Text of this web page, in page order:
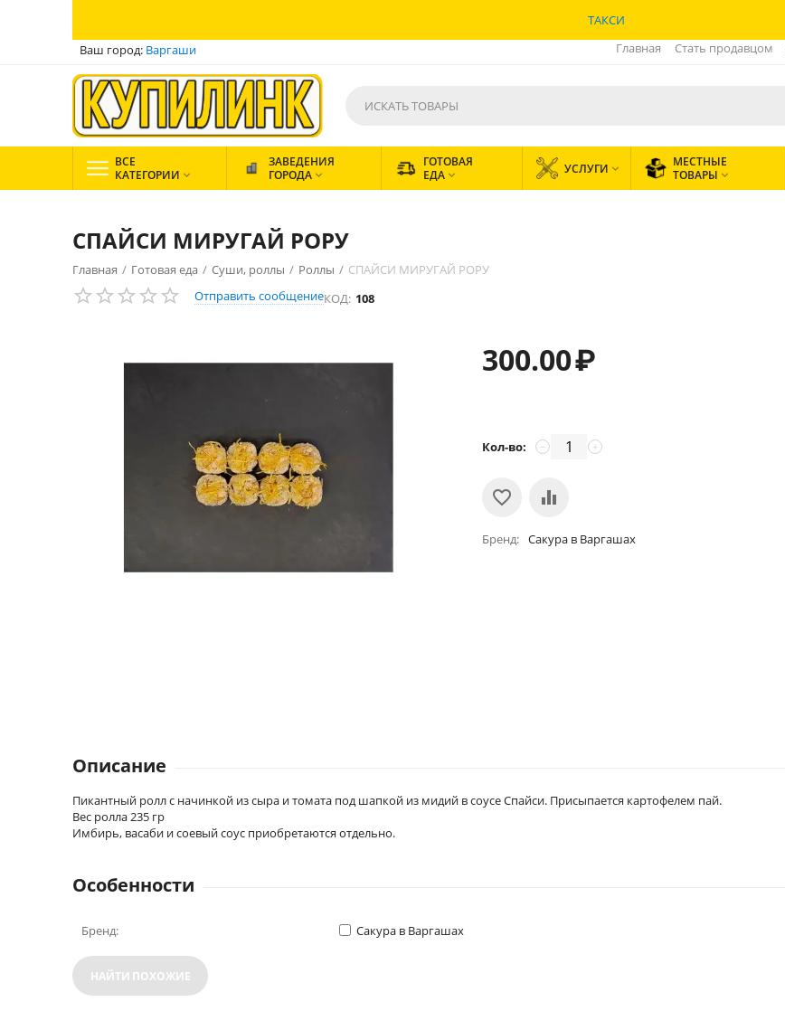
ТАКСИ
Ваш город: Варгаши Главная Стать продавцом
ВСЕ
КАТЕГОРИИ 
ЗАВЕДЕНИЯ
ГОРОДА 
ГОТОВАЯ
ЕДА  УСЛУГИ 
МЕСТНЫЕ
ТОВАРЫ 
СПАЙСИ МИРУГАЙ РОРУ
Главная / Готовая еда / Суши, роллы / Роллы / СПАЙСИ МИРУГАЙ РОРУ
Отправить сообщениеКОД: 108
300.00₽
Кол-во: +
−
Бренд Сакура в Варгашах
Описание
Пикантный ролл с начинкой из сыра и томата под шапкой из мидий в соусе Спайси. Присыпается картофелем пай.
Вес ролла 235 гр
Имбирь, васаби и соевый соус приобретаются отдельно.
Особенности
Бренд: Сакура в Варгашах
НАЙТИ ПОХОЖИЕ